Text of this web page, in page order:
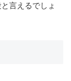
言えるでしょ